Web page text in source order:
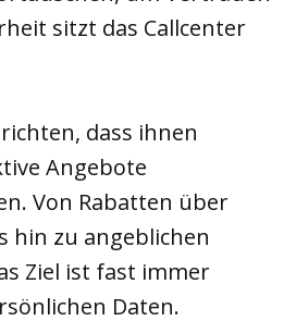
sitzt das Callcenter
dass ihnen
Angebote
Von Rabatten über
hin zu angeblichen
Ziel ist fast immer
Daten.